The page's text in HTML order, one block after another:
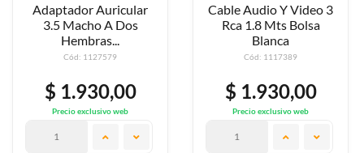
Adaptador Auricular
3.5 Macho A Dos
Hembras...
Cód: 1127579
$ 1.930,00
Precio exclusivo web
Cable Audio Y Video 3
Rca 1.8 Mts Bolsa
Blanca
Cód: 1117389
$ 1.930,00
Precio exclusivo web